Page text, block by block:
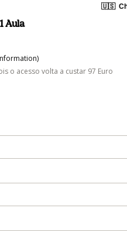
🇺🇸
Aula
o acesso volta a custar 97 Euro